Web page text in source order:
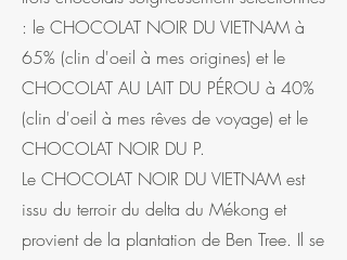
: le CHOCOLAT NOIR DU VIETNAM à
65% (clin d'oeil à mes origines) et le
CHOCOLAT AU LAIT DU PÉROU à 40%
(clin d'oeil à mes rêves de voyage) et le
CHOCOLAT NOIR DU P.
Le CHOCOLAT NOIR DU VIETNAM est
issu du terroir du delta du Mékong et
provient de la plantation de Ben Tree. Il se